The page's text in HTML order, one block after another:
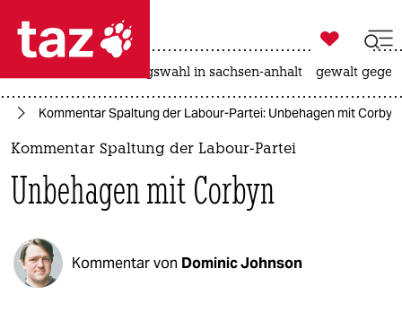
 taz zahl ich
taz zahl ich
politik
öko
gesellschaft

taz zahl ich
landtagswahl in sachsen-anhalt gewalt
Kommentar Spaltung der Labour-Partei: Unbehagen mit Corbyn
Kommentar Spaltung der Labour-Partei
Unbehagen mit Corbyn
Kommentar von Dominic Johnson